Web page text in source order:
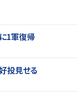
1軍復帰
投見せる